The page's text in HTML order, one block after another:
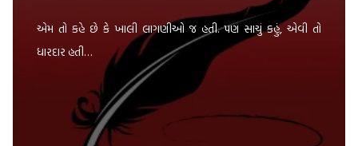
એમ તો કહે છે કે ખાલી લાગણીઓ જ હતી. પણ સાચું કહું, એવી તો
ધારદાર હતી…